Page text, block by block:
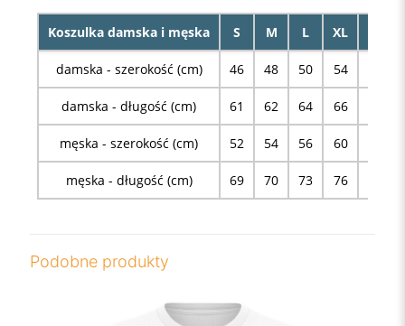
Koszulka damska i męska S M L XL
damska - szerokość (cm) 46 48 50 54
damska - długość (cm) 61 62 64 66
męska - szerokość (cm) 52 54 56 60
męska - długość (cm) 69 70 73 76
Podobne produkty